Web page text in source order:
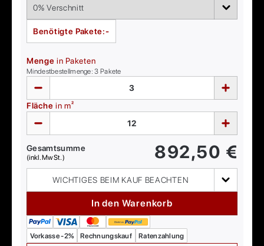
Benötigte Pakete:-
Menge in Paketen
Mindestbestellmenge:3 Pakete
Fläche in m²
Gesamtsumme
(inkl. MwSt.) 892,50 €
WICHTIGES BEIM KAUF BEACHTEN
In den Warenkorb
Vorkasse -2% Rechnungskauf Ratenzahlung